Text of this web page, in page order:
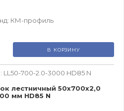
КМ-профиль
В КОРЗИНУ
LL50-700-2.0-3000 HD85 N
лестничный 50х700х2,0
мм HD85 N